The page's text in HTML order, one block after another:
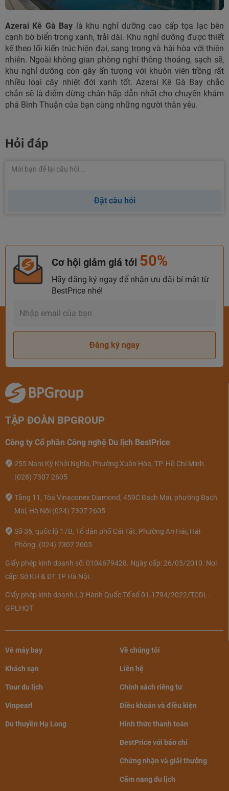
Azerai Kê Gà Bay
là khu nghỉ dưỡng cao cấp tọa lạc bên
cạnh bờ biển trong xanh, trải dài. Khu nghỉ dưỡng được thiết
kế theo lối kiến trúc hiện đại, sang trọng và hài hòa với thiên
nhiên. Ngoài không gian phòng nghỉ thông thoáng, sạch sẽ,
khu nghỉ dưỡng còn gây ấn tượng với khuôn viên trồng rất
nhiều loại cây nhiệt đới xanh tốt. Azerai Kê Gà Bay chắc
chắn sẽ là điểm dừng chân hấp dẫn nhất cho chuyến khám
phá Bình Thuận của bạn cùng những người thân yêu.
Hỏi đáp
Đặt câu hỏi
Cơ hội giảm giá tới 50%
Hãy đăng ký ngay để nhận ưu đãi bí mật từ
BestPrice nhé!
Đăng ký ngay
TẬP ĐOÀN BPGROUP
Công ty Cổ phần Công nghệ Du lịch BestPrice
255 Nam Kỳ Khởi Nghĩa, Phường Xuân Hòa, TP. Hồ Chí Minh.
(028) 7307 2605
Tầng 11, Tòa Vinaconex Diamond, 459C Bạch Mai, phường Bạch
Mai, Hà Nội (024) 7307 2605
Số 36, quốc lộ 17B, Tổ dân phố Cái Tắt, Phường An Hải, Hải
Phòng. (024) 7307 2605
Giấy phép kinh doanh số: 0104679428. Ngày cấp: 26/05/2010. Nơi
cấp: Sở KH & ĐT TP Hà Nội.
Giấy phép kinh doanh Lữ Hành Quốc Tế số 01-1794/2022/TCDL-
GPLHQT
Vé máy bay
Khách sạn
Tour du lịch
Vinpearl
Du thuyền Hạ Long
Về chúng tôi
Liên hệ
Chính sách riêng tư
Điều khoản và điều kiện
Hình thức thanh toán
BestPrice với báo chí
Chứng nhận và giải thưởng
Cẩm nang du lịch